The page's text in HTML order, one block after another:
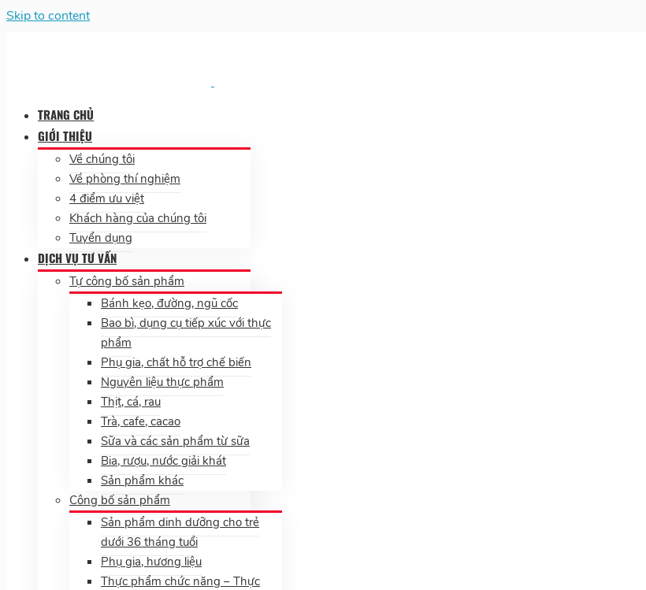
Skip to content
TRANG CHỦ
GIỚI THIỆU
Về chúng tôi
Về phòng thí nghiệm
4 điểm ưu việt
Khách hàng của chúng tôi
Tuyển dụng
DỊCH VỤ TƯ VẤN
Tự công bố sản phẩm
Bánh kẹo, đường, ngũ cốc
Bao bì, dụng cụ tiếp xúc với thực
phẩm
Phụ gia, chất hỗ trợ chế biến
Nguyên liệu thực phẩm
Thịt, cá, rau
Trà, cafe, cacao
Sữa và các sản phẩm từ sữa
Bia, rượu, nước giải khát
Sản phẩm khác
Công bố sản phẩm
Sản phẩm dinh dưỡng cho trẻ
dưới 36 tháng tuổi
Phụ gia, hương liệu
Thực phẩm chức năng – Thực